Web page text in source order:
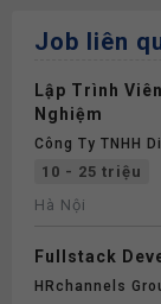
Job liên
Lập Trình
Nghiệm
Công Ty TNHH
10 - 25 triệu
Hà Nội
Fullstack
HRchannels